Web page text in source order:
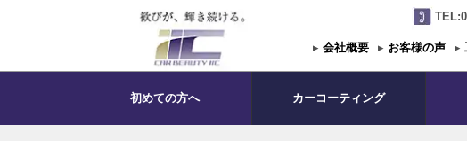
▸ 会社概要 ▸ お客様の声 ▸
初めての方へ カーコーティング